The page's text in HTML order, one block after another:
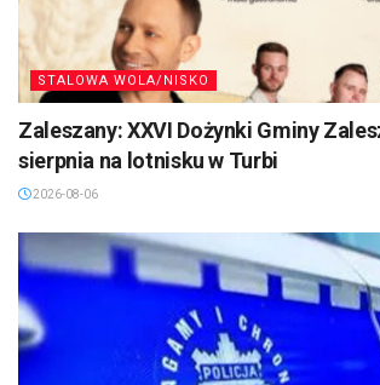
STALOWA WOLA/NISKO
Zaleszany: XXVI Dożynki Gminy
sierpnia na lotnisku w Turbi
2026-08-06